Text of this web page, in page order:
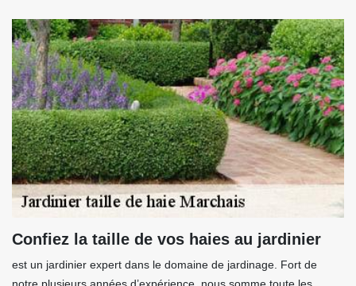
Confiez la taille de vos haies au jardinier
est un jardinier expert dans le domaine de jardinage. Fort de